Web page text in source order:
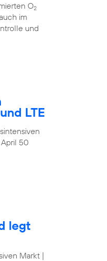
O2
im
und
LTE
50
legt
Markt |